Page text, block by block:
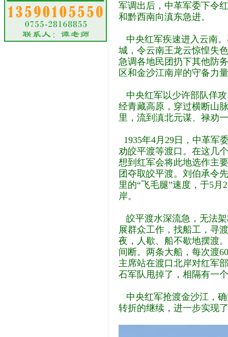
军调出后，中革军委下令
和黔西南向滇东急进。
中央红军疾速进入云南
城，令云南王龙云惊惶失
急调各地民团扔下其他防
区和金沙江南岸的守备力
中央红军以少许部队佯
经青藏高原，穿过横断山
里，流到滇北元谋、禄劝
1935年4月29日，中革军
劝皎平渡等渡口。在这几
想到红军会将此地选作主
团夺取皎平渡。刘伯承令
里的“飞毛腿”速度，于5
岸。
皎平渡水深流急，无法
展群众工作，找船工，寻
夜，人歇、船不歇地摆渡
间断。两条大船，每次渡
主席站在渡口北岸对红军
石军队甩掉了，相隔有一
中央红军抢渡金沙江，
转折的继续，进一步实现